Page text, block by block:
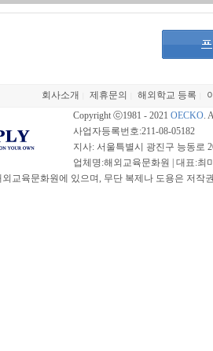
회사소개 제휴문의 해외학교 등록
Copyright ⓒ1981 - 2021 OECKO.
사업자등록번호:211-08-05182
지사: 서울특별시 광진구 능동로
업체명:해외교육문화원 | 대표:최
교육문화원에 있으며, 무단 복제나 도용은 저